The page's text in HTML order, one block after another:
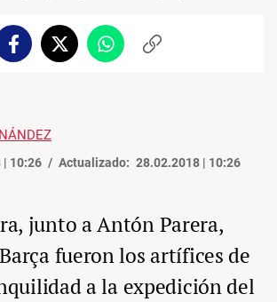
FacebookTwitterWhatsappCopiar
| 10:26 Actualizado: 28.02.2018 | 10:26
junto a Antón Parera,
fueron los artífices de
a la expedición del